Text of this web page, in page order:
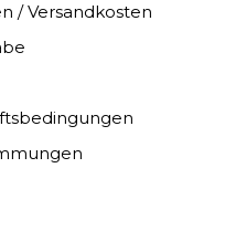
/ Versandkosten